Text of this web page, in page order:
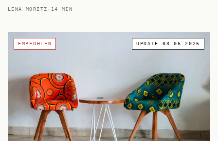
LENA MORITZ · 14 MIN
EMPFOHLEN UPDATE 03.06.2026